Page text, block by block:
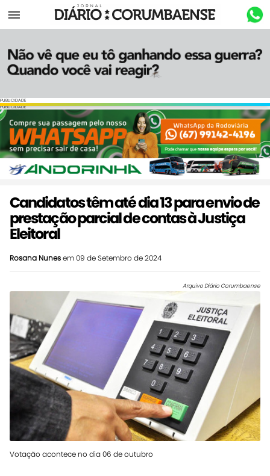
Menu
PUBLICIDADE
PUBLICIDADE
Candidatos têm até dia 13 para envio de
prestação parcial de contas à Justiça
Eleitoral
Rosana Nunesem 09 de Setembro de 2024
Arquivo Diário Corumbaense
Votação acontece no dia 06 de outubro